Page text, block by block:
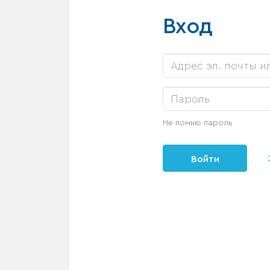
Вход
Не помню пароль